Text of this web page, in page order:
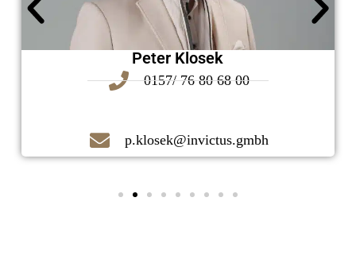
Peter Klosek
0157/ 76 80 68 00
p.klosek@invictus.gmbh